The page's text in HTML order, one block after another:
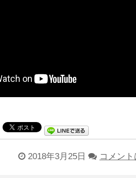
2018年3月25日 コメント